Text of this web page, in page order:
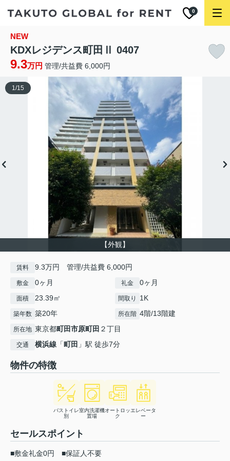
0
NEW
KDXレジデンス町田Ⅱ 0407
9.3万円 管理/共益費 6,000円
【外観】
1/15
賃料 9.3万円 管理/共益費 6,000円
敷金 0ヶ月 礼金 0ヶ月
面積 23.39㎡ 間取り 1K
築年数 築20年 所在階 4階/13階建
所在地 東京都町田市原町田 ２丁目
交通 横浜線 「町田 」駅 徒歩7分
物件の特徴
バストイレ
別
室内洗濯機
置場
オートロッ
ク
エレベータ
ー
セールスポイント
■敷金礼金0円 ■保証人不要